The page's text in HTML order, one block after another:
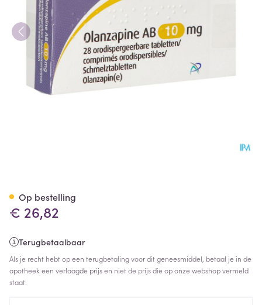
€ 26,82
Terugbetaalbaar
Als je recht hebt op een terugbetaling voor dit geneesmiddel, betaal je in de
apotheek een verlaagde prijs en niet de prijs die op onze webshop vermeld
staat.
Op bestelling